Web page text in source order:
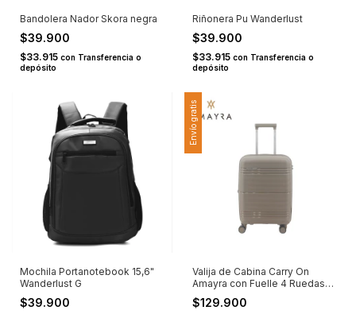
Bandolera Nador Skora negra
$39.900
$33.915 con Transferencia o
depósito
Riñonera Pu Wanderlust
$39.900
$33.915 con Transferencia o
depósito
Mochila Portanotebook 15,6"
Wanderlust G
$39.900
Envío gratis
Valija de Cabina Carry On
Amayra con Fuelle 4 Ruedas
Dobles PP 20" Taupe U
$129.900